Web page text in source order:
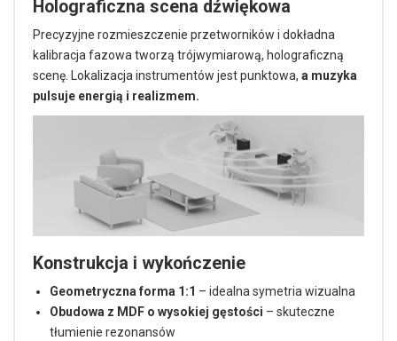
Holograficzna scena dźwiękowa
Precyzyjne rozmieszczenie przetworników i dokładna
kalibracja fazowa tworzą trójwymiarową, holograficzną
scenę. Lokalizacja instrumentów jest punktowa, a muzyka
pulsuje energią i realizmem.
Konstrukcja i wykończenie
Geometryczna forma 1:1 – idealna symetria wizualna
Obudowa z MDF o wysokiej gęstości – skuteczne
tłumienie rezonansów